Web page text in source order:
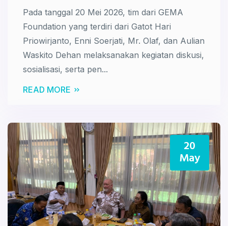
Pada tanggal 20 Mei 2026, tim dari GEMA
Foundation yang terdiri dari Gatot Hari
Priowirjanto, Enni Soerjati, Mr. Olaf, dan Aulian
Waskito Dehan melaksanakan kegiatan diskusi,
sosialisasi, serta pen...
READ MORE
20
May